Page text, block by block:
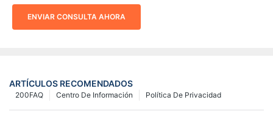
ENVIAR CONSULTA AHORA
ARTÍCULOS RECOMENDADOS
Política De Privacidad
Centro De Información
200FAQ